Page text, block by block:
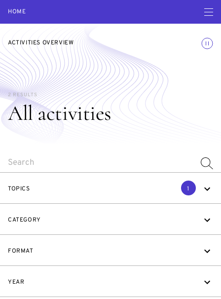
HOME Open
ACTIVITIES OVERVIEW
All activities
2 RESULTS
TOPICS 1
CATEGORY
FORMAT
YEAR